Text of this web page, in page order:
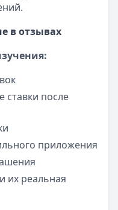
в отзывах
ставки после
приложения
их реальная